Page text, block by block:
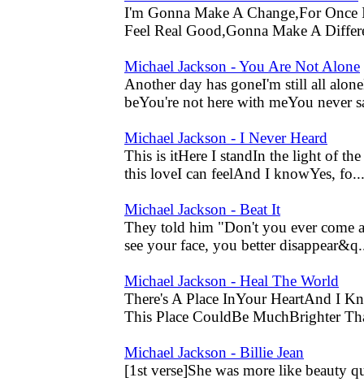
I'm Gonna Make A Change,For
Feel Real Good,Gonna Make A
Michael Jackson - You Are Not Alone
Another day has goneI'm still all
beYou're not here with meYou never
Michael Jackson - I Never Heard
This is itHere I standIn the light of
this loveI can feelAnd I knowYes, fo...
Michael Jackson - Beat It
They told him "Don't you ever come
see your face, you better
Michael Jackson - Heal The World
There's A Place InYour HeartAnd I
This Place CouldBe MuchBrighter
Michael Jackson - Billie Jean
[1st verse]She was more like beauty